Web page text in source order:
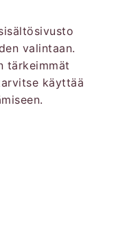
valintaan.
tärkeimmät
käyttää